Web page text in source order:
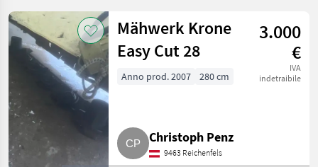
Mähwerk Krone
Easy Cut 28
3.000
€
IVA
indetraibile
Anno prod. 2007 280 cm
Christoph Penz
9463 Reichenfels